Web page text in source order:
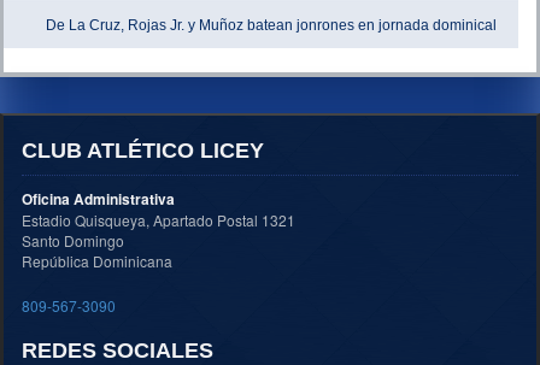
De La Cruz, Rojas Jr. y Muñoz batean jonrones en jornada dominical
CLUB ATLÉTICO LICEY
Oficina Administrativa
Estadio Quisqueya, Apartado Postal 1321
Santo Domingo
República Dominicana
809-567-3090
REDES SOCIALES